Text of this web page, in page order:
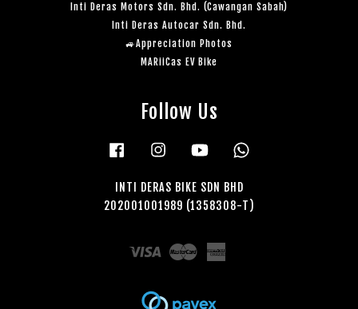
Inti Deras Motors Sdn. Bhd. (Cawangan Sabah)
Inti Deras Autocar Sdn. Bhd.
🚙Appreciation Photos
MARiiCas EV Bike
Follow Us
Facebook Instagram YouTube
INTI DERAS BIKE SDN BHD
202001001989 (1358308-T)
Visa Master